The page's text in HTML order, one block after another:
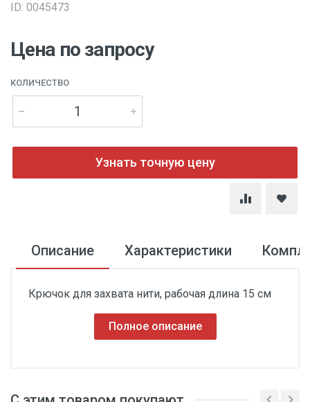
ID: 0045473
Цена по запросу
КОЛИЧЕСТВО
Узнать точную цену
Описание Характеристики
Крючок для захвата нити, рабочая длина 15 см
Полное описание